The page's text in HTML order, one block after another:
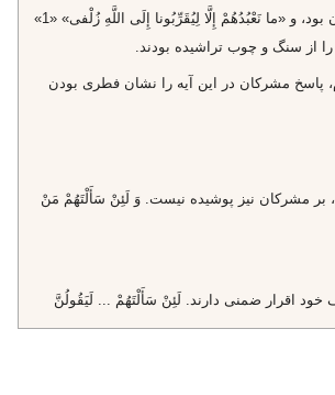
آرزوى شفاعت از آنان بود، و «ما نَعْبُدُهُمْ إِلَّا لِيُقَرِّبُونا إِلَى اللَّهِ زُلْفى‌» «1»
را از سنگ و چوب تراشيده بودند.
پاسخ مشركان در اين آيه را نشان فطرى بودن
بر مشركان نيز پوشيده نيست. وَ لَئِنْ سَأَلْتَهُمْ مَنْ
خود اقرار ضمنى دارند. لَئِنْ سَأَلْتَهُمْ‌ ... لَيَقُولُنَّ